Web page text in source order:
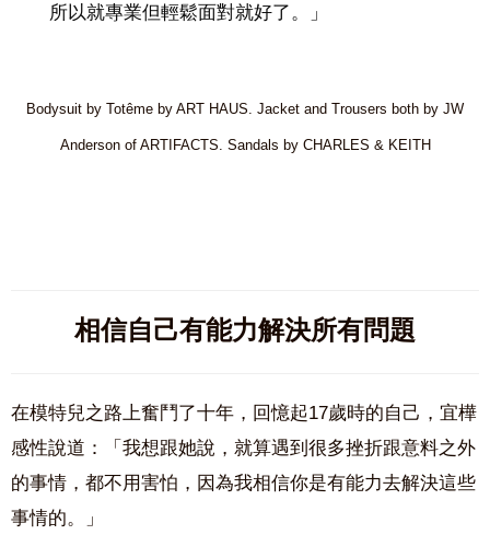
所以就專業但輕鬆面對就好了。」
Bodysuit by Totême by ART HAUS. Jacket and Trousers both by JW
Anderson of ARTIFACTS. Sandals by CHARLES & KEITH
相信自己有能力解決所有問題
在模特兒之路上奮鬥了十年，回憶起17歲時的自己，宜樺
感性說道：「我想跟她說，就算遇到很多挫折跟意料之外
的事情，都不用害怕，因為我相信你是有能力去解決這些
事情的。」